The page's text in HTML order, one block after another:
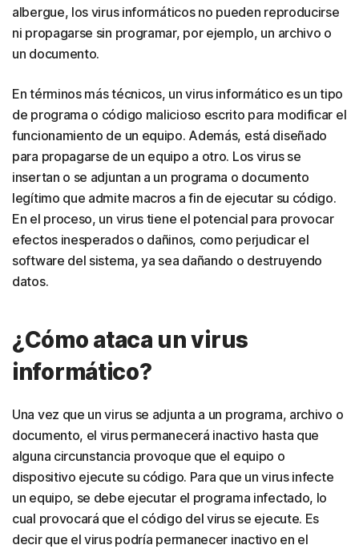
albergue, los virus informáticos no pueden reproducirse
ni propagarse sin programar, por ejemplo, un archivo o
un documento.
En términos más técnicos, un virus informático es un tipo
de programa o código malicioso escrito para modificar el
funcionamiento de un equipo. Además, está diseñado
para propagarse de un equipo a otro. Los virus se
insertan o se adjuntan a un programa o documento
legítimo que admite macros a fin de ejecutar su código.
En el proceso, un virus tiene el potencial para provocar
efectos inesperados o dañinos, como perjudicar el
software del sistema, ya sea dañando o destruyendo
datos.
¿Cómo ataca un virus
informático?
Una vez que un virus se adjunta a un programa, archivo o
documento, el virus permanecerá inactivo hasta que
alguna circunstancia provoque que el equipo o
dispositivo ejecute su código. Para que un virus infecte
un equipo, se debe ejecutar el programa infectado, lo
cual provocará que el código del virus se ejecute. Es
decir que el virus podría permanecer inactivo en el